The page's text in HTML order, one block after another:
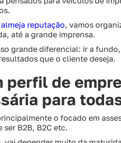
reputação, vamos
até a grande imprensa.
grande diferencial: ir a
que o cliente deseja.
perfil de
para
o focado em
ser B2B, B2C etc.